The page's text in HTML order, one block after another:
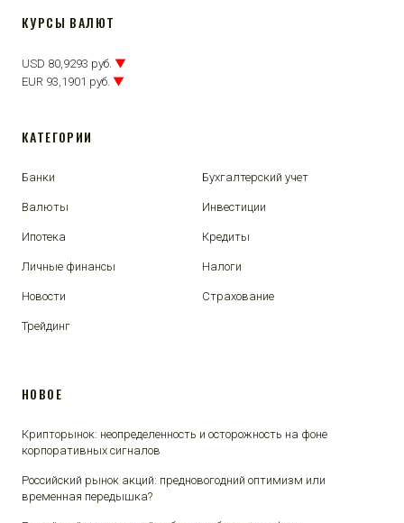
КУРСЫ ВАЛЮТ
USD 80,9293 руб. ▼
EUR 93,1901 руб. ▼
КАТЕГОРИИ
Банки Бухгалтерский учет
Валюты Инвестиции
Ипотека Кредиты
Личные финансы Налоги
Новости Страхование
Трейдинг
НОВОЕ
Крипторынок: неопределенность и осторожность на фоне
корпоративных сигналов
Российский рынок акций: предновогодний оптимизм или
временная передышка?